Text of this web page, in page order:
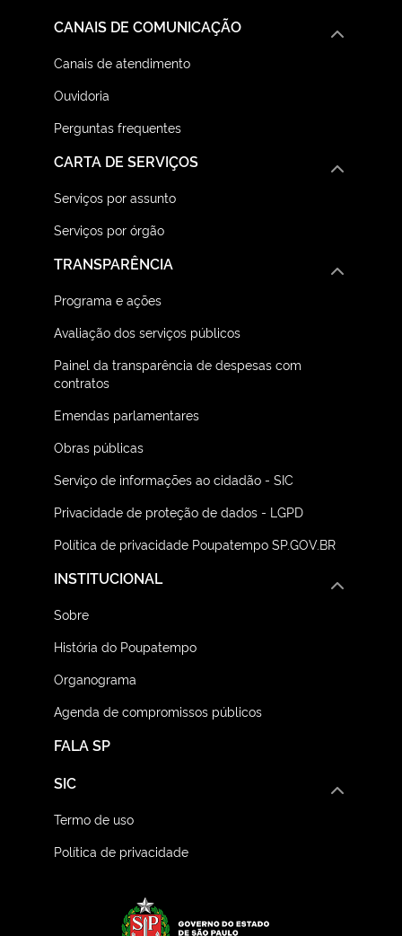
CANAIS DE COMUNICAÇÃO
Canais de atendimento
Ouvidoria
Perguntas frequentes
CARTA DE SERVIÇOS
Serviços por assunto
Serviços por órgão
TRANSPARÊNCIA
Programa e ações
Avaliação dos serviços públicos
Painel da transparência de despesas com
contratos
Emendas parlamentares
Obras públicas
Serviço de informações ao cidadão - SIC
Privacidade de proteção de dados - LGPD
Política de privacidade Poupatempo SP.GOV.BR
FALA SP
INSTITUCIONAL
Sobre
História do Poupatempo
Organograma
Agenda de compromissos públicos
SIC
Termo de uso
Política de privacidade